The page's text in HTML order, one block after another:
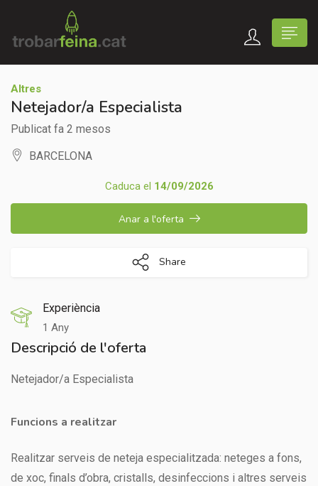
Altres
Netejador/a Especialista
Publicat fa 2 mesos
BARCELONA
Caduca el 14/09/2026
Anar a l'oferta
Share
Experiència
1 Any
Descripció de l'oferta
Netejador/a Especialista
Funcions a realitzar
Realitzar serveis de neteja especialitzada: neteges a fons,
de xoc, finals d’obra, cristalls, desinfeccions i altres serveis